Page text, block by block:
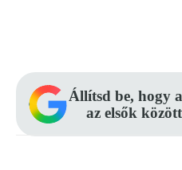
Állítsd be, hogy
az elsők